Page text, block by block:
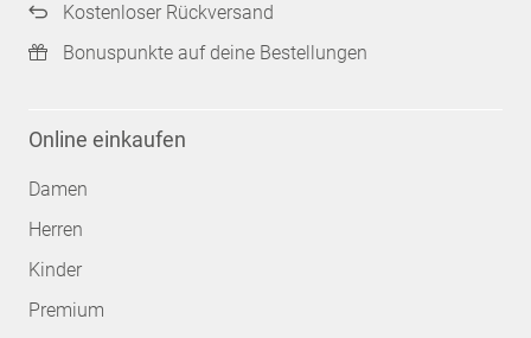
Kostenloser Rückversand
Bonuspunkte auf deine Bestellungen
Online einkaufen
Damen
Herren
Kinder
Premium